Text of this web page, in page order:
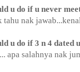
u do if u never
tahu nak
u do if 3 n 4 dated
apa salahnya nak